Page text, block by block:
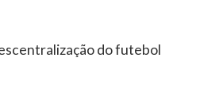
do futebol